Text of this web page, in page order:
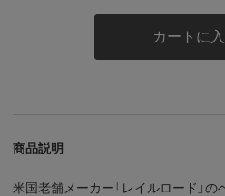
カートに
商品説明
米国老舗メーカー「レイルロード」の